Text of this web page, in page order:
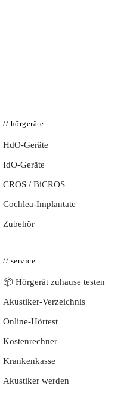
// hörgeräte
HdO-Geräte
IdO-Geräte
CROS / BiCROS
Cochlea-Implantate
Zubehör
// service
📦 Hörgerät zuhause testen
Akustiker-Verzeichnis
Online-Hörtest
Kostenrechner
Krankenkasse
Akustiker werden